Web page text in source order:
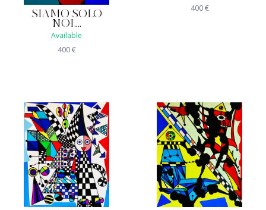
SIAMO SOLO
NOI....
Available
400€
400€